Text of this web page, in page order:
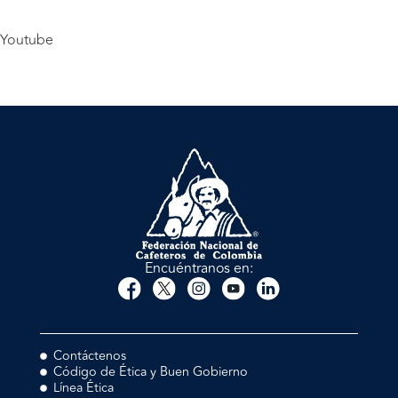
Youtube
Encuéntranos en:
Contáctenos
Código de Ética y Buen Gobierno
Línea Ética